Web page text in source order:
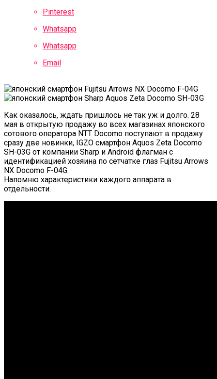
Pinterest
Whatsapp
Whatsapp
Email
Как оказалось, ждать пришлось не так уж и долго. 28
мая в открытую продажу во всех магазинах японского
сотового оператора NTT Docomo поступают в продажу
сразу две новинки, IGZO смартфон Aquos Zeta Docomo
SH-03G от компании Sharp и Android флагман с
идентификацией хозяина по сетчатке глаз Fujitsu Arrows
NX Docomo F-04G.
Напомню характеристики каждого аппарата в
отдельности.